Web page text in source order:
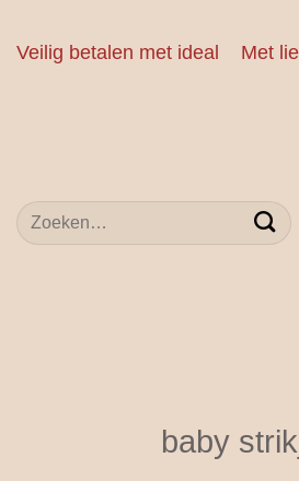
naar
Veilig betalen met ideal Met
Zoeken
naar:
baby